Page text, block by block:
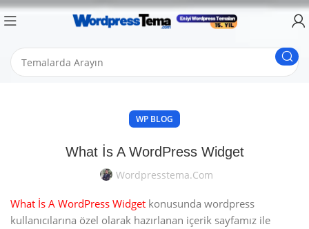
WP BLOG
What İs A WordPress Widget
Wordpresstema.com
What İs A WordPress Widget konusunda wordpress
kullanıcılarına özel olarak hazırlanan içerik sayfamız ile